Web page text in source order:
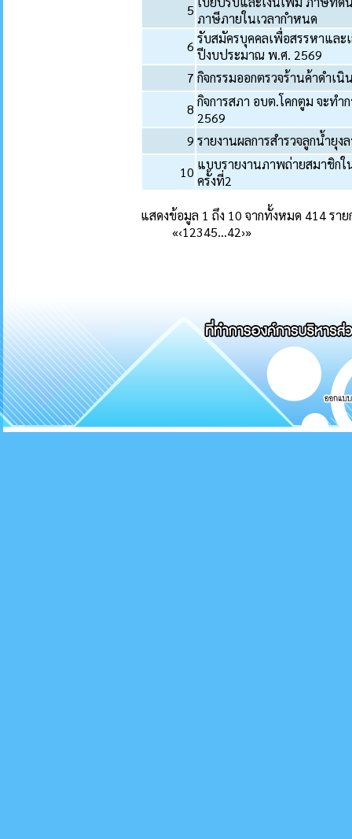
5
ภาษีภายในเวลากำหนด
6 รับสมัครบุคคลเพื่อสรรหาและ
ปีงบประมาณ พ.ศ. 2569
7 กิจกรรมออกตรวจร้านค้าดำเนิ
8 กิจการสภา อบต.โคกตูม จะท
2569
9 รายงานผลการสำรวจลูกน้ำยุง
10 แบบรายงานภาพถ่ายสมาชิกใ
ครั้งที่2
แสดงข้อมูล 1 ถึง 10 จากทั้งหมด 414 ราย
«‹12345…42›»